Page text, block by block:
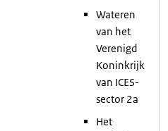
Wateren
van het
Verenigd
Koninkrijk
van ICES-
sector 2a
Het